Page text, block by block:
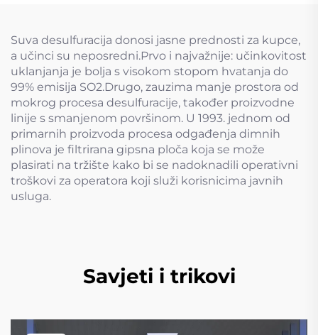
Suva desulfuracija donosi jasne prednosti za kupce,
a učinci su neposredni.Prvo i najvažnije: učinkovitost
uklanjanja je bolja s visokom stopom hvatanja do
99% emisija SO2.Drugo, zauzima manje prostora od
mokrog procesa desulfuracije, također proizvodne
linije s smanjenom površinom. U 1993. jednom od
primarnih proizvoda procesa odgađenja dimnih
plinova je filtrirana gipsna ploča koja se može
plasirati na tržište kako bi se nadoknadili operativni
troškovi za operatora koji služi korisnicima javnih
usluga.
Savjeti i trikovi